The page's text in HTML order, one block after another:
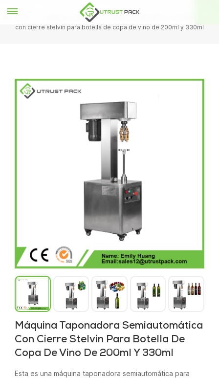
máquina de tapado
con cierre stelvin para botella de copa de vino de 200ml y 330ml
Máquina Taponadora Semiautomática
Con Cierre Stelvin Para Botella De
Copa De Vino De 200ml Y 330ml
Esta es una máquina taponadora semiautomática para